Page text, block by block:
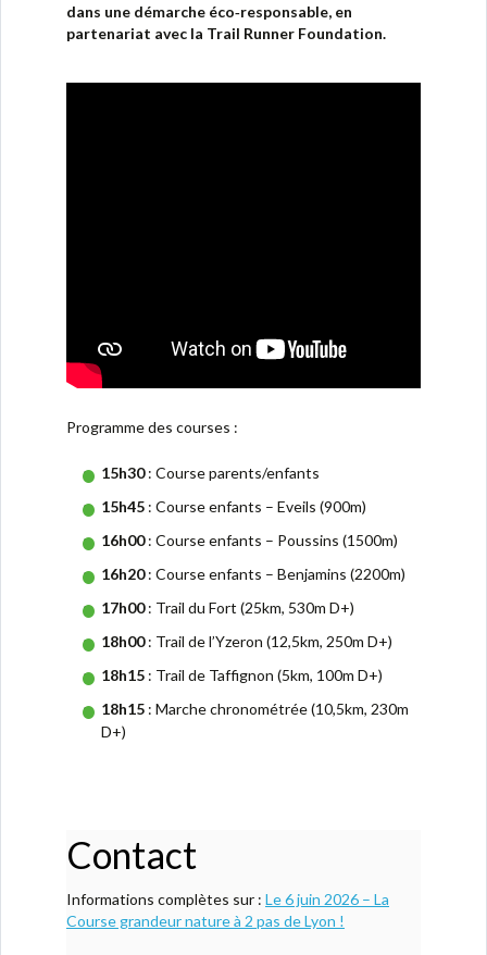
dans une démarche éco‑responsable, en
partenariat avec la Trail Runner Foundation.
Programme des courses :
15h30: Course parents/enfants
15h45 : Course enfants – Eveils (900m)
16h00: Course enfants – Poussins (1500m)
16h20: Course enfants – Benjamins (2200m)
17h00: Trail du Fort (25km, 530m D+)
18h00: Trail de l’Yzeron (12,5km, 250m D+)
18h15 : Trail de Taffignon (5km, 100m D+)
18h15 : Marche chronométrée (10,5km, 230m
D+)
Contact
Informations complètes sur : Le 6 juin 2026 – La
Course grandeur nature à 2 pas de Lyon !